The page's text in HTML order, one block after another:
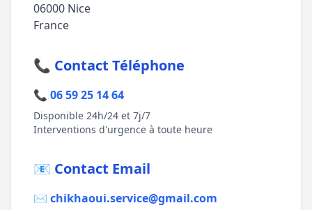
06000 Nice
France
📞 Contact Téléphone
📞 06 59 25 14 64
Disponible 24h/24 et 7j/7
Interventions d'urgence à toute heure
📧 Contact Email
✉️ chikhaoui.service@gmail.com